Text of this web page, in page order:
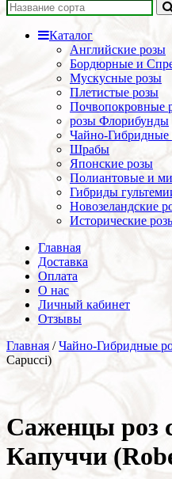
Каталог
Английские розы
Бордюрные и
Мускусные розы
Плетистые розы
Почвопокровные
розы Флорибунды
Чайно-Гибридные
Шрабы
Японские розы
Полиантовые и
Гибриды
Новозеландские
Исторические
Главная
Доставка
Оплата
О нас
Личный кабинет
Отзывы
Главная /Чайно-Гибридные
Capucci)
Cаженцы роз
Капуччи